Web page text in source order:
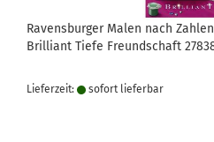
Ravensburger Malen nach
Brilliant Tiefe Freundschaft
Lieferzeit: sofort lie­fer­bar